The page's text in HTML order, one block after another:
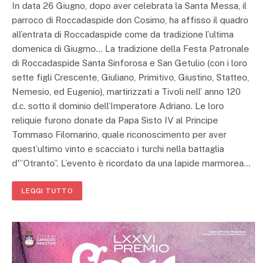
In data 26 Giugno, dopo aver celebrata la Santa Messa, il
parroco di Roccadaspide don Cosimo, ha affisso il quadro
all’entrata di Roccadaspide come da tradizione l’ultima
domenica di Giugmo… La tradizione della Festa Patronale
di Roccadaspide Santa Sinforosa e San Getulio (con i loro
sette figli Crescente, Giuliano, Primitivo, Giustino, Statteo,
Nemesio, ed Eugenio), martirizzati a Tivoli nell’ anno 120
d.c. sotto il dominio dell’Imperatore Adriano. Le loro
reliquie furono donate da Papa Sisto IV al Principe
Tommaso Filomarino, quale riconoscimento per aver
quest’ultimo vinto e scacciato i turchi nella battaglia
d'”Otranto”. L’evento è ricordato da una lapide marmorea…
LEGGI TUTTO